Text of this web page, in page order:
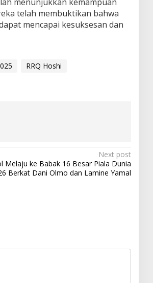
telah membuktikan bahwa
mencapai kesuksesan dan
RRQ Hoshi
Next post
Melaju ke Babak 16 Besar Piala Dunia
Berkat Dani Olmo dan Lamine Yamal